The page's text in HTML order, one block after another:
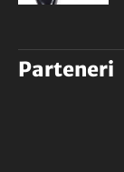
Parteneri